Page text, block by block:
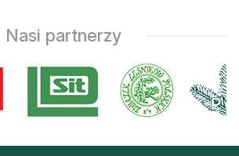
Nasi partnerzy